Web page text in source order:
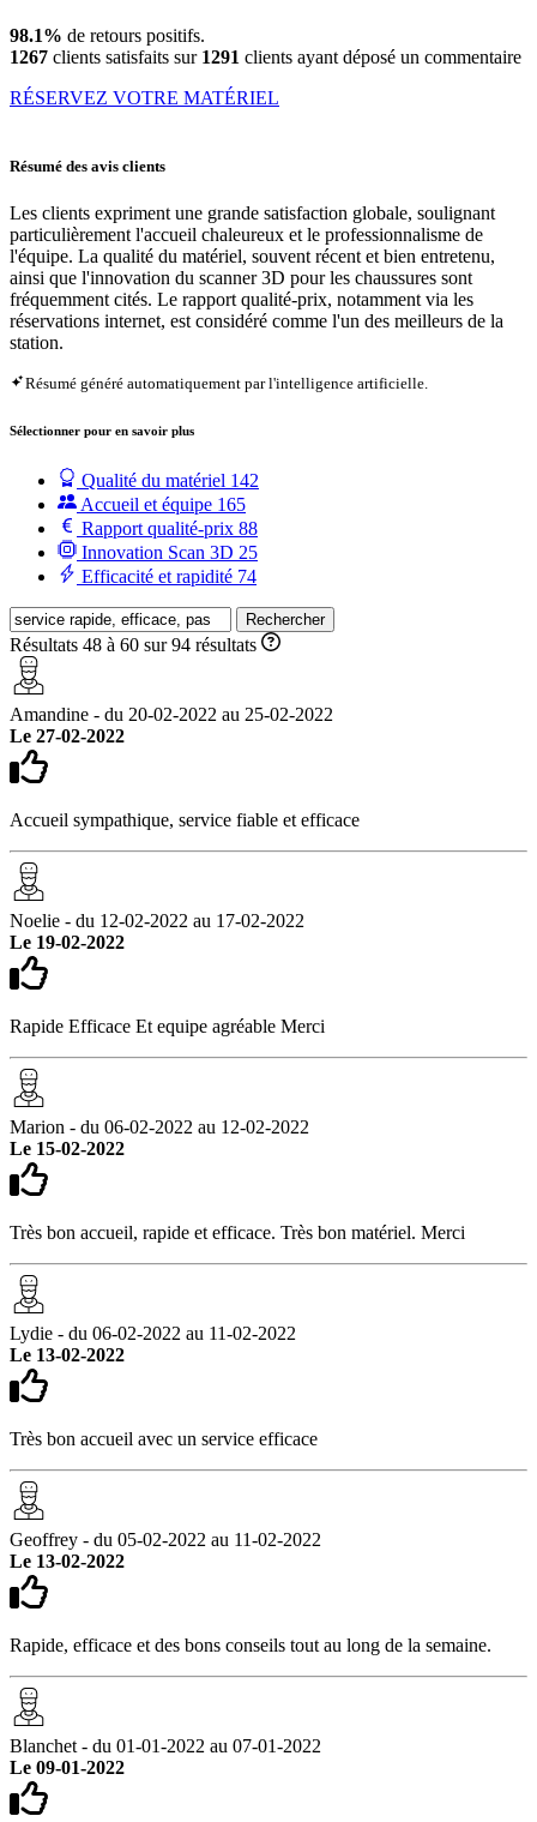
98.1% de retours positifs.
1267 clients satisfaits sur 1291 clients ayant déposé un commentaire
RÉSERVEZ VOTRE MATÉRIEL
Résumé des avis clients
Les clients expriment une grande satisfaction globale, soulignant
particulièrement l'accueil chaleureux et le professionnalisme de
l'équipe. La qualité du matériel, souvent récent et bien entretenu,
ainsi que l'innovation du scanner 3D pour les chaussures sont
fréquemment cités. Le rapport qualité-prix, notamment via les
réservations internet, est considéré comme l'un des meilleurs de la
station.
Résumé généré automatiquement par l'intelligence artificielle.
Sélectionner pour en savoir plus
Qualité du matériel 142
Accueil et équipe 165
Rapport qualité-prix 88
Innovation Scan 3D 25
Efficacité et rapidité 74
Rechercher
Résultats 48 à 60 sur 94 résultats
Amandine - du 20-02-2022 au 25-02-2022
Le 27-02-2022
Accueil sympathique, service fiable et efficace
Noelie - du 12-02-2022 au 17-02-2022
Le 19-02-2022
Rapide Efficace Et equipe agréable Merci
Marion - du 06-02-2022 au 12-02-2022
Le 15-02-2022
Très bon accueil, rapide et efficace. Très bon matériel. Merci
Lydie - du 06-02-2022 au 11-02-2022
Le 13-02-2022
Très bon accueil avec un service efficace
Geoffrey - du 05-02-2022 au 11-02-2022
Le 13-02-2022
Rapide, efficace et des bons conseils tout au long de la semaine.
Blanchet - du 01-01-2022 au 07-01-2022
Le 09-01-2022